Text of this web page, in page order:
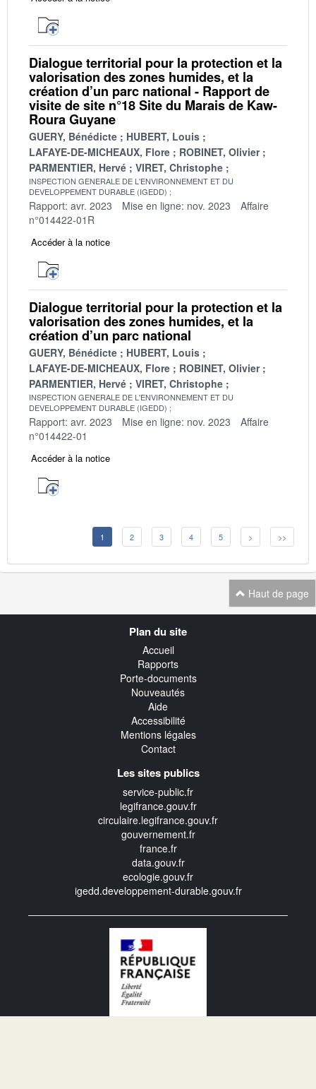
Dialogue territorial pour la protection et la
valorisation des zones humides, et la
création d’un parc national - Rapport de
visite de site n°18 Site du Marais de Kaw-
Roura Guyane
GUERY, Bénédicte
HUBERT, Louis
LAFAYE-DE-MICHEAUX, Flore
ROBINET, Olivier
PARMENTIER, Hervé
VIRET, Christophe
INSPECTION GENERALE DE L'ENVIRONNEMENT ET DU
DEVELOPPEMENT DURABLE (IGEDD)
Rapport: avr. 2023 Mise en ligne: nov. 2023
Affaire
n°014422-01R
Accéder à la notice
Dialogue territorial pour la protection et la
valorisation des zones humides, et la
création d’un parc national
GUERY, Bénédicte
HUBERT, Louis
LAFAYE-DE-MICHEAUX, Flore
ROBINET, Olivier
PARMENTIER, Hervé
VIRET, Christophe
INSPECTION GENERALE DE L'ENVIRONNEMENT ET DU
DEVELOPPEMENT DURABLE (IGEDD)
Rapport: avr. 2023 Mise en ligne: nov. 2023
Affaire
n°014422-01
Accéder à la notice
1 2 3 4 5 > >>
Haut de page
Plan du site
Accueil
Rapports
Porte-documents
Nouveautés
Aide
Accessibilité
Mentions légales
Contact
Les sites publics
service-public.fr
legifrance.gouv.fr
circulaire.legifrance.gouv.fr
gouvernement.fr
france.fr
data.gouv.fr
ecologie.gouv.fr
igedd.developpement-durable.gouv.fr